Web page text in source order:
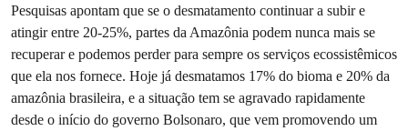
Pesquisas apontam que se o desmatamento continuar a subir e
atingir entre 20-25%, partes da Amazônia podem nunca mais se
recuperar e podemos perder para sempre os serviços ecossistêmicos
que ela nos fornece. Hoje já desmatamos 17% do bioma e 20% da
amazônia brasileira, e a situação tem se agravado rapidamente
desde o início do governo Bolsonaro, que vem promovendo um